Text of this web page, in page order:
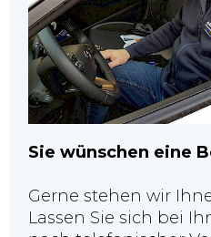
Sie wünschen eine
Gerne stehen wir
Lassen Sie sich bei